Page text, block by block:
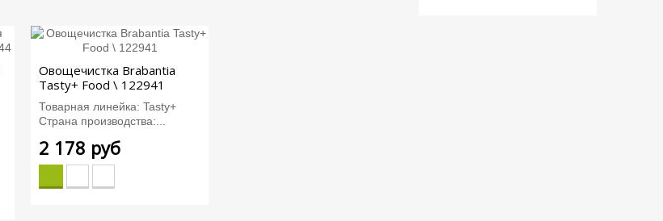
Овощечистка Brabantia
Tasty+ Food \ 122941
Товарная линейка: Tasty+
Страна производства:...
2 178 руб